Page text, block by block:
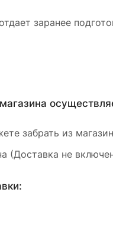
заранее
забрать из
(Доставка не